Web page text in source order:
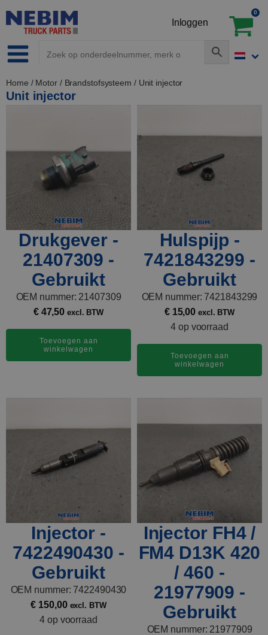
Inloggen
0
Home / Motor/ Brandstofsysteem / Unit injector
Unit injector
Drukgever -
21407309 -
Gebruikt
OEM nummer: 21407309
€47,50 excl. BTW
Toevoegen aan
winkelwagen
Hulspijp -
7421843299 -
Gebruikt
OEM nummer: 7421843299
€15,00 excl. BTW
4 op voorraad
Toevoegen aan
winkelwagen
Injector -
7422490430 -
Gebruikt
OEM nummer: 7422490430
€ 150,00 excl. BTW
4 op voorraad
Injector FH4 /
FM4 D13K 420
/ 460 -
21977909 -
Gebruikt
OEM nummer: 21977909